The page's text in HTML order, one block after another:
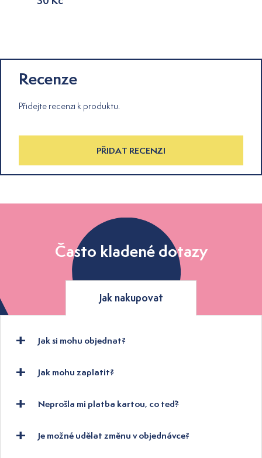
Recenze
Přidejte recenzi k produktu.
PŘIDAT RECENZI
Často kladené dotazy
Jak nakupovat
Jak si mohu objednat?
Jak mohu zaplatit?
Neprošla mi platba kartou, co teď?
Je možné udělat změnu v objednávce?